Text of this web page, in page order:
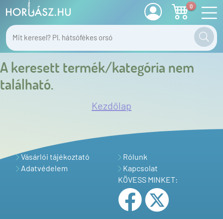
0
A keresett termék/kategória nem
található.
Kezdőlap
Vásárlói tájékoztató
Adatvédelem
Rólunk
Kapcsolat
KÖVESS MINKET: